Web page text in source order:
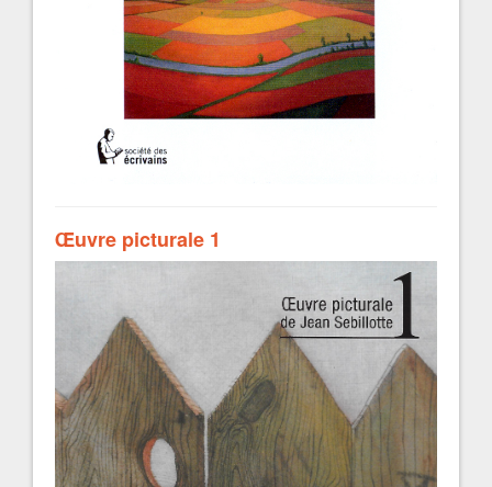
Œuvre picturale 1